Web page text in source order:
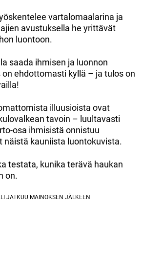
vartalomaalarina ja
avustuksella he yrittävät
luontoon.
saada ihmisen ja luonnon
on ehdottomasti kyllä ​​– ja tulos on
illuusioista ovat
tavoin – luultavasti
osa ihmisistä onnistuu
näistä kauniista luontokuvista.
testata, kunika terävä haukan
on.